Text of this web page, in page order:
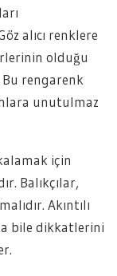
alıcı renklere
olduğu
rengarenk
unutulmaz
için
Balıkçılar,
Akıntılı
bile dikkatlerini